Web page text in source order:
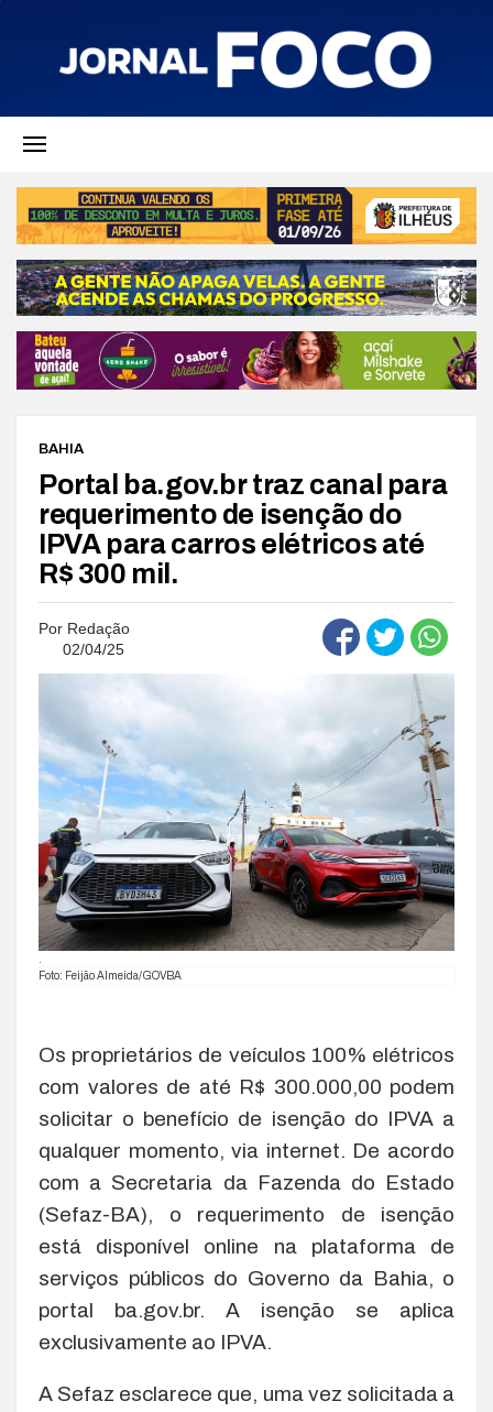
BAHIA
Portal ba.gov.br traz canal para
requerimento de isenção do
IPVA para carros elétricos até
R$ 300 mil.
Por Redação
02/04/25
Foto: Feijão Almeida/GOVBA
Os proprietários de veículos 100% elétricos
com valores de até R$ 300.000,00 podem
solicitar o benefício de isenção do IPVA a
qualquer momento, via internet. De acordo
com a Secretaria da Fazenda do Estado
(Sefaz-BA), o requerimento de isenção
está disponível online na plataforma de
serviços públicos do Governo da Bahia, o
portal ba.gov.br. A isenção se aplica
exclusivamente ao IPVA.
A Sefaz esclarece que, uma vez solicitada a